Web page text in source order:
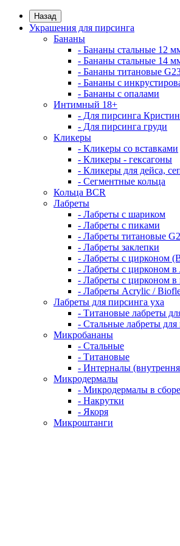
Назад
Украшения для пирсинга
Бананы
- Бананы стальные 12
- Бананы стальные 14
- Бананы титановые
- Бананы с
- Бананы с опалами
Интимный 18+
- Для пирсинга
- Для пирсинга груди
Кликеры
- Кликеры со вставками
- Кликеры - гексагоны
- Кликеры для дейса,
- Сегментные кольца
Кольца BCR
Лабреты
- Лабреты с шариком
- Лабреты с пиками
- Лабреты титановые
- Лабреты заклепки
- Лабреты с цирконом
- Лабреты с цирконом в
- Лабреты с цирконом в
- Лабреты Acrylic /
Лабреты для пирсинга уха
- Титановые лабреты
- Стальные лабреты для
Микробананы
- Стальные
- Титановые
- Интерналы
Микродермалы
- Микродермалы в сборе
- Накрутки
- Якоря
Микроштанги